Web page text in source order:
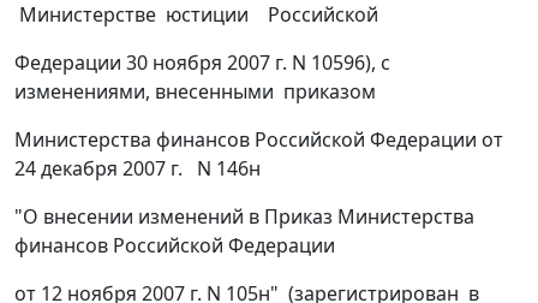
Министерстве юстиции Российской
Федерации 30 ноября 2007 г. N 10596), с
изменениями, внесенными приказом
Министерства финансов Российской Федерации от
24 декабря 2007 г. N 146н
"О внесении изменений в Приказ Министерства
финансов Российской Федерации
от 12 ноября 2007 г. N 105н" (зарегистрирован в